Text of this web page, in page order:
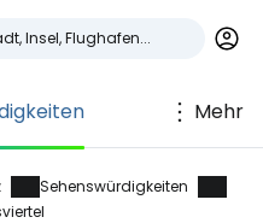
Mehr
Sehenswürdigkeiten
bei